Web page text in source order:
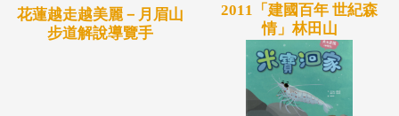
花蓮越走越美麗－月眉山
步道解說導覽手
2011「建國百年 世紀森
情」林田山